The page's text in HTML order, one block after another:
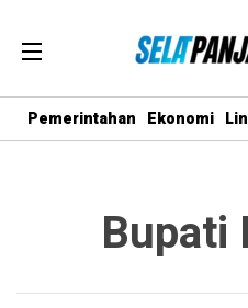
Pemerintahan Ekonomi
Bupati